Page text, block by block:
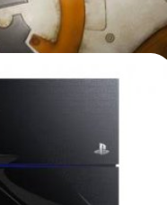
พร้อมแถมเกม
ร้อมกับการมาของ Star